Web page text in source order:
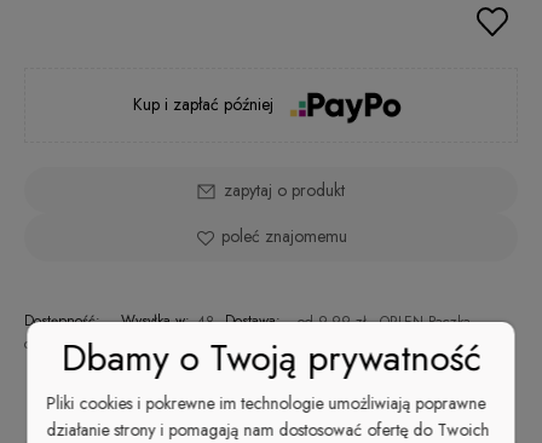
Kup i zapłać później
zapytaj o produkt
poleć znajomemu
Dostępność:
duża ilość
Wysyłka w: 48 Dostawa: od 9,99 zł - ORLEN Paczka
(Polska)
Cena nie zawiera ewentualnych kosztów płatności
sprawdź formy dostawy
Opis
Dbamy o Twoją prywatność
Pliki cookies i pokrewne im technologie umożliwiają poprawne
działanie strony i pomagają nam dostosować ofertę do Twoich